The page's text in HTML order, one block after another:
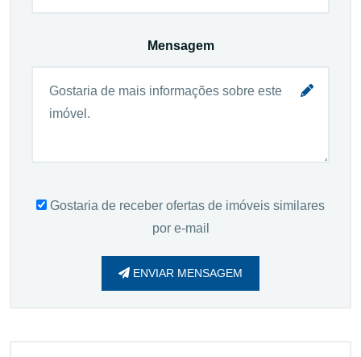
Mensagem
Gostaria de receber ofertas de imóveis similares
por e-mail
ENVIAR MENSAGEM